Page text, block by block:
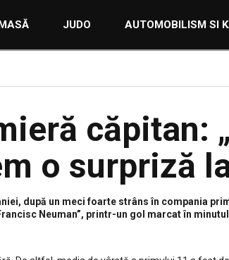
JUDO AUTOMOBILISM SI
căpitan:
o surpriză
după un meci foarte strâns în compania
Neuman”, printr-un gol marcat în